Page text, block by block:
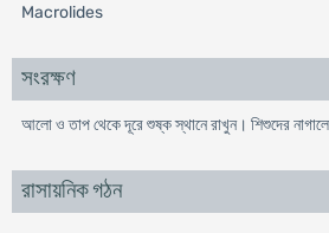
Macrolides
সংরক্ষণ
আলো ও তাপ থেকে দূরে শুষ্ক স্থানে রাখুন। শিশুদের
রাসায়নিক গঠন